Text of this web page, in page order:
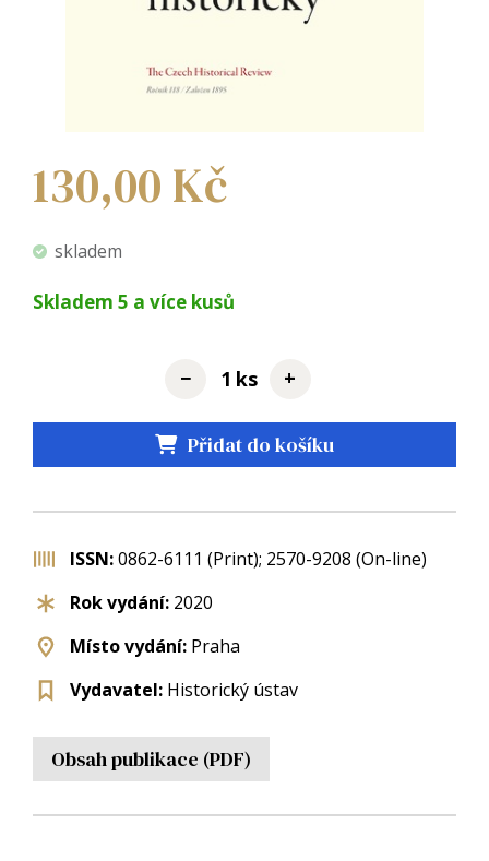
130,00Kč
skladem
Skladem 5 a více kusů
− ks +
Přidat do košíku
ISSN:0862-6111 (Print); 2570-9208 (On-line)
Rok vydání: 2020
Místo vydání: Praha
Vydavatel: Historický ústav
Obsah publikace (PDF)